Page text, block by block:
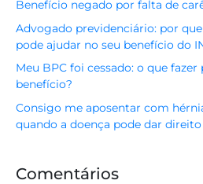
Benefício negado por falta de
Advogado previdenciário: por
pode ajudar no seu benefício do
Meu BPC foi cessado: o que
benefício?
Consigo me aposentar com
quando a doença pode dar
Comentários